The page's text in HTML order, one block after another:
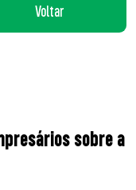
Voltar
sobre a